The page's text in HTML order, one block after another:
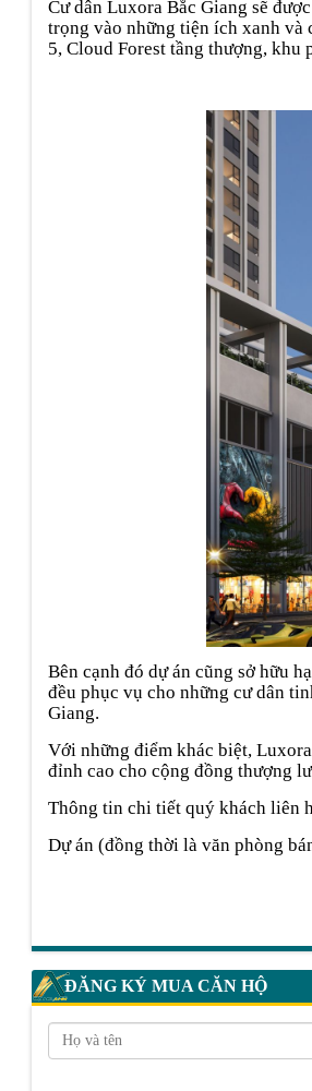
Cư dân Luxora Bắc Giang sẽ
trọng vào những tiện ích xanh và
5, Cloud Forest tầng thượng,
Bên cạnh đó dự án cũng sở hữu
đều phục vụ cho những cư dân
Giang.
Với những điểm khác biệt,
đỉnh cao cho cộng đồng thượng
Thông tin chi tiết quý khách liên
Dự án (đồng thời là văn phòng
ĐĂNG KÝ MUA CĂN HỘ